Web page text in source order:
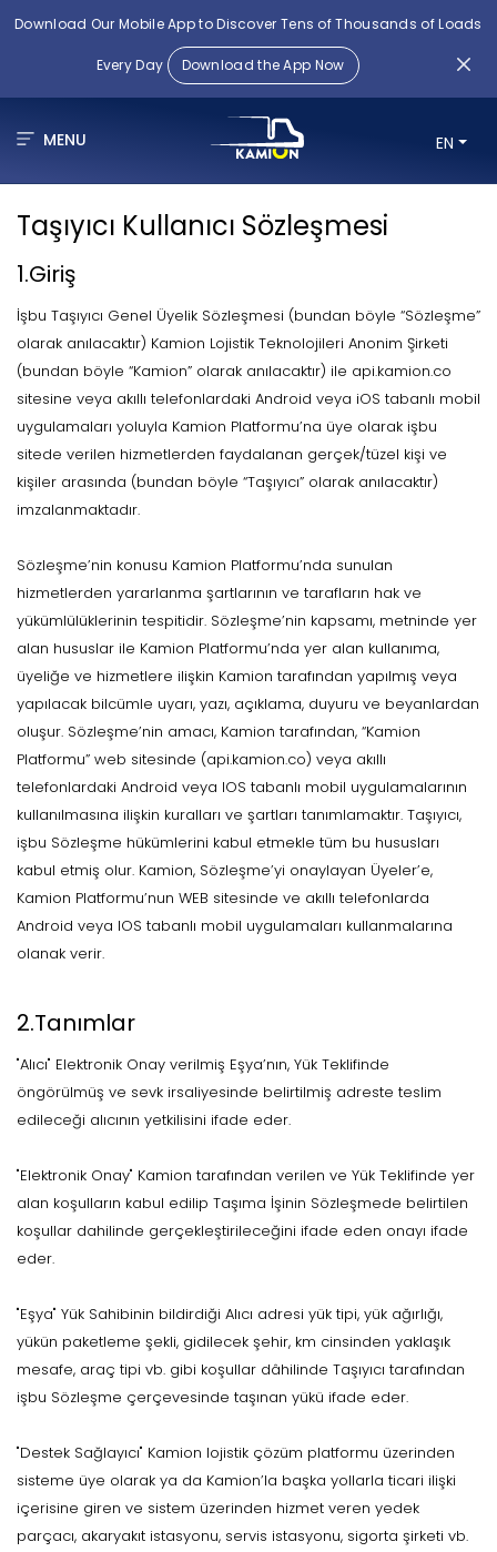
Download Our Mobile App to Discover Tens of Thousands of Loads
Every Day Download the App Now
MENU EN
Taşıyıcı Kullanıcı Sözleşmesi
1.Giriş
İşbu Taşıyıcı Genel Üyelik Sözleşmesi (bundan böyle “Sözleşme”
olarak anılacaktır) Kamion Lojistik Teknolojileri Anonim Şirketi
(bundan böyle “Kamion” olarak anılacaktır) ile api.kamion.co
sitesine veya akıllı telefonlardaki Android veya iOS tabanlı mobil
uygulamaları yoluyla Kamion Platformu’na üye olarak işbu
sitede verilen hizmetlerden faydalanan gerçek/tüzel kişi ve
kişiler arasında (bundan böyle “Taşıyıcı” olarak anılacaktır)
imzalanmaktadır.
Sözleşme’nin konusu Kamion Platformu’nda sunulan
hizmetlerden yararlanma şartlarının ve tarafların hak ve
yükümlülüklerinin tespitidir. Sözleşme’nin kapsamı, metninde yer
alan hususlar ile Kamion Platformu’nda yer alan kullanıma,
üyeliğe ve hizmetlere ilişkin Kamion tarafından yapılmış veya
yapılacak bilcümle uyarı, yazı, açıklama, duyuru ve beyanlardan
oluşur. Sözleşme’nin amacı, Kamion tarafından, “Kamion
Platformu” web sitesinde (api.kamion.co) veya akıllı
telefonlardaki Android veya IOS tabanlı mobil uygulamalarının
kullanılmasına ilişkin kuralları ve şartları tanımlamaktır. Taşıyıcı,
işbu Sözleşme hükümlerini kabul etmekle tüm bu hususları
kabul etmiş olur. Kamion, Sözleşme’yi onaylayan Üyeler’e,
Kamion Platformu’nun WEB sitesinde ve akıllı telefonlarda
Android veya IOS tabanlı mobil uygulamaları kullanmalarına
olanak verir.
2.Tanımlar
"Alıcı" Elektronik Onay verilmiş Eşya’nın, Yük Teklifinde
öngörülmüş ve sevk irsaliyesinde belirtilmiş adreste teslim
edileceği alıcının yetkilisini ifade eder.
"Elektronik Onay" Kamion tarafından verilen ve Yük Teklifinde yer
alan koşulların kabul edilip Taşıma İşinin Sözleşmede belirtilen
koşullar dahilinde gerçekleştirileceğini ifade eden onayı ifade
eder.
"Eşya" Yük Sahibinin bildirdiği Alıcı adresi yük tipi, yük ağırlığı,
yükün paketleme şekli, gidilecek şehir, km cinsinden yaklaşık
mesafe, araç tipi vb. gibi koşullar dâhilinde Taşıyıcı tarafından
işbu Sözleşme çerçevesinde taşınan yükü ifade eder.
"Destek Sağlayıcı" Kamion lojistik çözüm platformu üzerinden
sisteme üye olarak ya da Kamion’la başka yollarla ticari ilişki
içerisine giren ve sistem üzerinden hizmet veren yedek
parçacı, akaryakıt istasyonu, servis istasyonu, sigorta şirketi vb.